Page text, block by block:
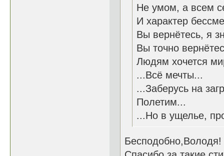
Не умом, а всем
И характер
Вы вернётесь, я
Вы точно
Людям хочется
...Всё мечты...
...Заберусь на
Полетим...
...Но в ущелье,
Бесподобно,Володя!